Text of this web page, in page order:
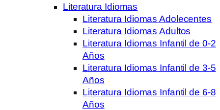
Literatura Idiomas
Literatura Idiomas Adolecentes
Literatura Idiomas Adultos
Literatura Idiomas Infantil de 0-2
Años
Literatura Idiomas Infantil de 3-5
Años
Literatura Idiomas Infantil de 6-8
Años